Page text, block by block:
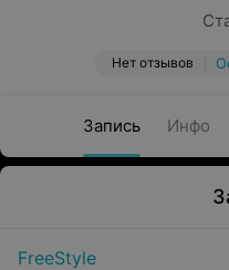
Нет отзывов
Запись Инфо
FreeStyle